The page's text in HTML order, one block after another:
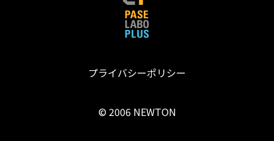
プライバシーポリシー
© 2006 NEWTON